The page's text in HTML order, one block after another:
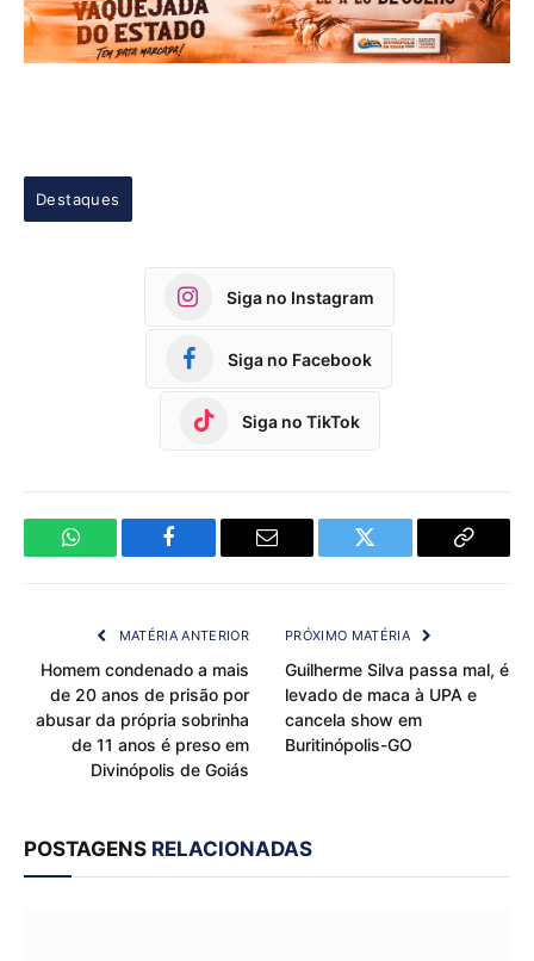
Destaques
Siga no Instagram
Siga no Facebook
Siga no TikTok
WhatsApp Facebook Email Twitter
Copy
MATÉRIA ANTERIOR
Homem condenado a mais
de 20 anos de prisão por
abusar da própria sobrinha
de 11 anos é preso em
Divinópolis de Goiás
PRÓXIMO MATÉRIA
Guilherme Silva passa mal, é
levado de maca à UPA e
cancela show em
Buritinópolis-GO
POSTAGENS RELACIONADAS